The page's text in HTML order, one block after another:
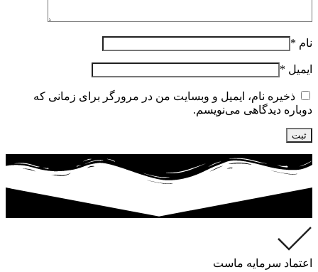
نام *
ایمیل *
ذخیره نام، ایمیل و وبسایت من در مرورگر برای زمانی که
دوباره دیدگاهی می‌نویسم.
اعتماد سرمایه ماست